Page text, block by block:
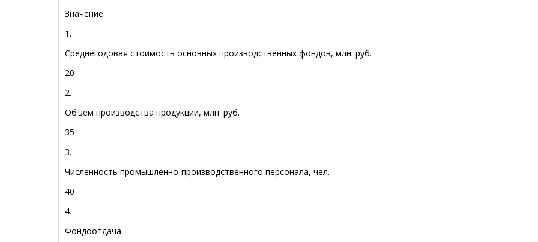
Значение
1.
Среднегодовая стоимость основных производственных фондов, млн. руб.
20
2.
Объем производства продукции, млн. руб.
35
3.
Численность промышленно-производственного персонала, чел.
40
4.
Фондоотдача